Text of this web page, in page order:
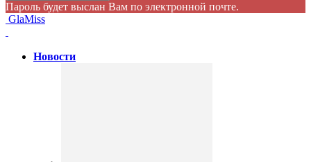
Пароль будет выслан Вам по электронной почте.
GlaMiss
Новости